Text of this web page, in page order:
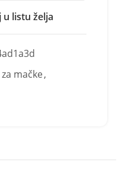
u listu želja
mačke,